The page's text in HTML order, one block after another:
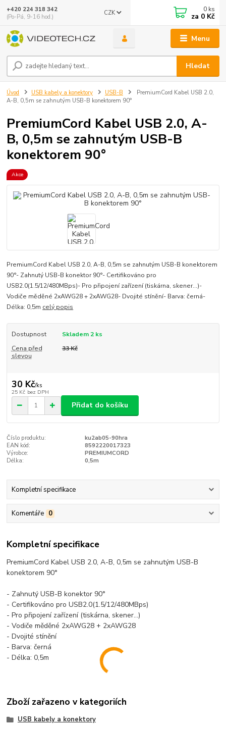
Menu
CZK
Hledat
+420 224 318 342
(Po-Pá, 9-16 hod.)
0 ks
za 0 Kč
Úvod USB kabely a konektory USB-B
PremiumCord Kabel USB 2.0,
A-B, 0,5m se zahnutým USB-B konektorem 90°
PremiumCord Kabel USB 2.0, A-
B, 0,5m se zahnutým USB-B
konektorem 90°
Akce
PremiumCord Kabel USB 2.0, A-B, 0,5m se zahnutým USB-B konektorem
90°- Zahnutý USB-B konektor 90°- Certifikováno pro
USB2.0(1.5/12/480MBps)- Pro připojení zařízení (tiskárna, skener...)-
Vodiče měděné 2xAWG28 + 2xAWG28- Dvojité stínění- Barva: černá-
Délka: 0,5m celý popis
Dostupnost
Skladem 2 ks
Cena před
slevou
33 Kč
30 Kč/ks
25 Kč bez DPH
Přidat do košíku
Číslo produktu:
ku2ab05-90hra
EAN kód:
8592220017323
Výrobce:
PREMIUMCORD
Délka:
0,5m
Kompletní specifikace
Komentáře 0
Kompletní specifikace
PremiumCord Kabel USB 2.0, A-B, 0,5m se zahnutým USB-B
konektorem 90°
- Zahnutý USB-B konektor 90°
- Certifikováno pro USB2.0(1.5/12/480MBps)
- Pro připojení zařízení (tiskárna, skener...)
- Vodiče měděné 2xAWG28 + 2xAWG28
- Dvojité stínění
- Barva: černá
- Délka: 0,5m
Zboží zařazeno v kategoriích
USB kabely a konektory